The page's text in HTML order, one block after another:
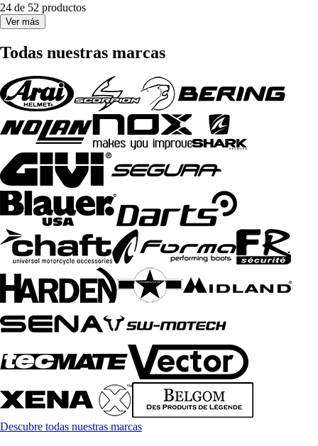
24 de 52 productos
Ver más
Todas nuestras marcas
Descubre todas nuestras marcas